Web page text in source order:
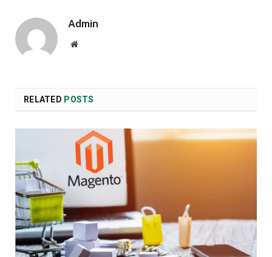
Admin
Website
RELATED POSTS